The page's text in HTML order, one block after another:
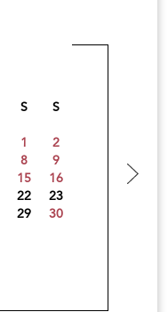
S S
1
2
8
9
15
16
22
23
29
30